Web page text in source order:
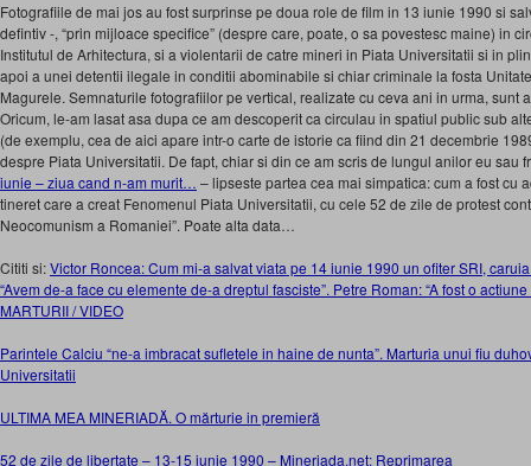
Fotografiile de mai jos au fost surprinse pe doua role de film in 13 iunie 1990 si
defintiv -, “prin mijloace specifice” (despre care, poate, o sa povestesc maine) in
Institutul de Arhitectura, si a violentarii de catre mineri in Piata Universitatii si in
apoi a unei detentii ilegale in conditii abominabile si chiar criminale la fosta
Magurele. Semnaturile fotografiilor pe vertical, realizate cu ceva ani in urma, sunt
Oricum, le-am lasat asa dupa ce am descoperit ca circulau in spatiul public sub
(de exemplu, cea de aici apare intr-o carte de istorie ca fiind din 21 decembrie
despre Piata Universitatii. De fapt, chiar si din ce am scris de lungul anilor eu sau
iunie – ziua cand n-am murit… – lipseste partea cea mai simpatica: cum a fost cu
tineret care a creat Fenomenul Piata Universitatii, cu cele 52 de zile de protest
Neocomunism a Romaniei”. Poate alta data…
Cititi si:Victor Roncea: Cum mi-a salvat viata pe 14 iunie 1990 un ofiter SRI,
“Avem de-a face cu elemente de-a dreptul fasciste”. Petre Roman: “A fost o
MARTURII / VIDEO
Parintele Calciu “ne-a imbracat sufletele in haine de nunta”. Marturia unui fiu
Universitatii
ULTIMA MEA MINERIADĂ. O mărturie in premieră
52 de zile de libertate – 13-15 iunie 1990 – Mineriada.net: Reprimarea